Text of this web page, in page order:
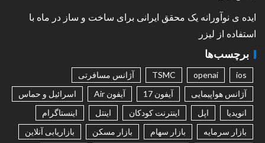
ایده ی نوآورانه یک محقق ایرانی برای ساخت و ساز در ماه با
استفاده از لیزر
برچسب‌ها
ios
openai
TSMC
آژانس مسافرتی
آژانس هواپیمایی
آیفون 17 آیفون Air
اسرائیل و حماس
انویدیا
اپل اینترنت کودکان اینتل
اینستاگرام
بازار سرمایه
بازار سهام بازار مسکن
بازاریابی آنلاین